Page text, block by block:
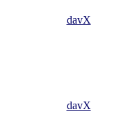
davX
davX